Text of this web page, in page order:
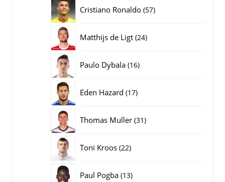
Cristiano Ronaldo 5757
Matthijs de Ligt 2424
Paulo Dybala 1616
Eden Hazard 1717
Thomas Muller 3131
Toni Kroos 2222
Paul Pogba 1313